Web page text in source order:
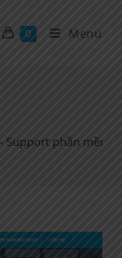
0 Menu
phần mềm